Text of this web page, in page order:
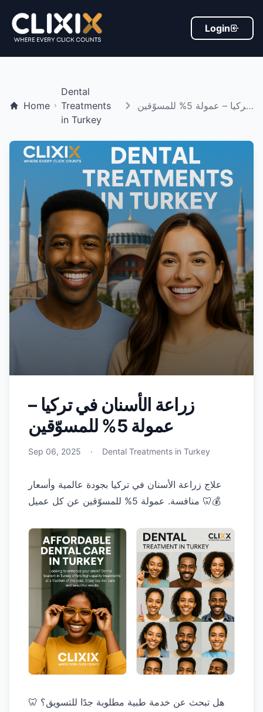
Login
Home
Dental
Treatments
in Turkey
زراعة الأسنان في تركيا – عمولة 5% للمسوّقين
زراعة الأسنان في تركيا –
عمولة 5% للمسوّقين
Sep 06, 2025 · Dental Treatments in Turkey
علاج زراعة الأسنان في تركيا بجودة عالمية وأسعار
منافسة. عمولة 5% للمسوّقين عن كل عميل 🦷💰
🦷 هل تبحث عن خدمة طبية مطلوبة جدًا للتسويق؟